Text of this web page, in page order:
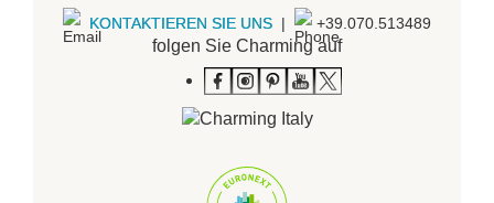
KONTAKTIEREN SIE UNS | +39.070.513489
folgen Sie Charming auf